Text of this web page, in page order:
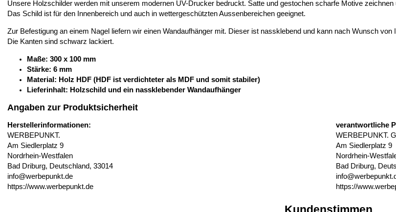
Unsere Holzschilder werden mit unserem modernen UV-Drucker bedruckt. Satte und gestochen scharfe Motive zeichnen
Das Schild ist für den Innenbereich und auch in wettergeschützten Aussenbereichen geeignet.
Zur Befestigung an einem Nagel liefern wir einen Wandaufhänger mit. Dieser ist nassklebend und kann nach Wunsch
Die Kanten sind schwarz lackiert.
Maße: 300 x 100 mm
Stärke: 6 mm
Material: Holz HDF (HDF ist verdichteter als MDF und somit stabiler)
Lieferinhalt: Holzschild und ein nassklebender Wandaufhänger
Angaben zur Produktsicherheit
Herstellerinformationen:
WERBEPUNKT.
Am Siedlerplatz 9
Nordrhein-Westfalen
Bad Driburg, Deutschland, 33014
info@werbepunkt.de
https://www.werbepunkt.de
verantwortliche
WERBEPUNKT.
Am Siedlerplatz 9
Nordrhein-
Bad Driburg,
https://